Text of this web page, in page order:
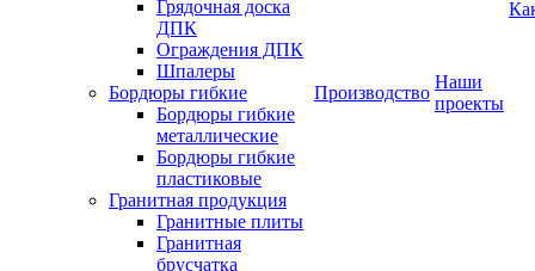
Грядочная доска
ДПК
Ограждения ДПК
Шпалеры
Бордюры гибкие
Бордюры гибкие
металлические
Бордюры гибкие
пластиковые
Гранитная продукция
Гранитные плиты
Гранитная
брусчатка
Производство
Наши
проекты